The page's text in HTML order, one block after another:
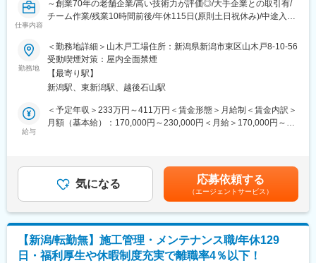
■工場の環境
りませんが、こまめな休憩や、従業員の安全には注意をしていま
す。
夜間も工場は停止しており、日勤のみで働くことが可能です。
・創立60年以上続く安定した経営体制で、10年以上売上は右肩上
がりです。
変更の範囲：会社の定める業務
仕事内容
～創業70年の老舗企業/高い技術力が評価◎/大手企業との取引有/
チーム作業/残業10時間前後/年休115日(原則土日祝休み)/中途入社
マイカー通勤可・駐車場完備～
■職務内容：【変更の範囲：無】
半世紀以上にわたり”車の総合病院”と呼ばれ続ける実績を持ち合わ
せている当社にて、ドライバーが安全に運行できるよう、トラッ
クの点検整備業務に従事いただきます。
持ち込まれる車両は様々なタイプがあり、また点検/整備項目も1
どを行います。
1班4~5名のチーム作業になりますので、分からないことは何でも
配属となる山木戸工場内には30名ほど在籍しており、20代～60代
まで幅広く活躍しております。当社は中途入社者が多数在籍して
おりますので、入社後も安心して就業出来ます。
勤務地
＜勤務地詳細＞山木戸工場住所：新潟県新潟市東区山木戸8-10-56
受動喫煙対策：屋内全面禁煙
【最寄り駅】
新潟駅、東新潟駅、越後石山駅
給与
＜予定年収＞233万円～411万円＜賃金形態＞月給制＜賃金内訳＞
月額（基本給）：170,000円～230,000円＜月給＞170,000円～
性があります。月給(月額)は固定手当を含めた表記です。
気になる 応募依頼する
（エージェントサービス）
【新潟/転勤無】施工管理・メンテナンス職/年休129
日・福利厚生や休暇制度充実で離職率4％以下！